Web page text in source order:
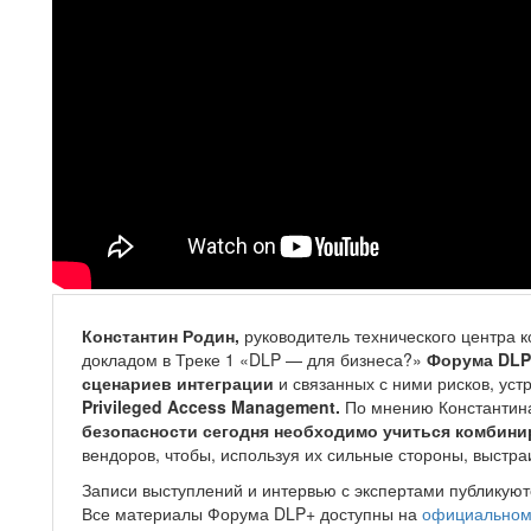
Константин Родин, руководитель технического центра
докладом в Треке 1 «DLP — для бизнеса?» Форума
сценариев интеграции и связанных с ними рисков,
Privileged Access Management. По мнению
безопасности сегодня необходимо учиться
вендоров, чтобы, используя их сильные стороны,
Записи выступлений и интервью с экспертами
Все материалы Форума DLP+ доступны на